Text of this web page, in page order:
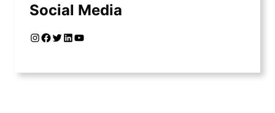
Social Media
InstagramFacebook Twitter LinkedIn YouTube